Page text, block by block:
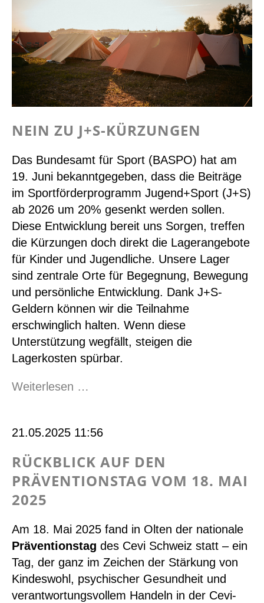
NEIN ZU J+S-KÜRZUNGEN
Das Bundesamt für Sport (BASPO) hat am
19. Juni bekanntgegeben, dass die Beiträge
im Sportförderprogramm Jugend+Sport (J+S)
ab 2026 um 20% gesenkt werden sollen.
Diese Entwicklung bereit uns Sorgen, treffen
die Kürzungen doch direkt die Lagerangebote
für Kinder und Jugendliche. Unsere Lager
sind zentrale Orte für Begegnung, Bewegung
und persönliche Entwicklung. Dank J+S-
Geldern können wir die Teilnahme
erschwinglich halten. Wenn diese
Unterstützung wegfällt, steigen die
Lagerkosten spürbar.
Weiterlesen …
Kürzungen
21.05.2025 11:56
RÜCKBLICK AUF DEN
PRÄVENTIONSTAG VOM 18. MAI
2025
Am 18. Mai 2025 fand in Olten der nationale
Präventionstag des Cevi Schweiz statt – ein
Tag, der ganz im Zeichen der Stärkung von
Kindeswohl, psychischer Gesundheit und
verantwortungsvollem Handeln in der Cevi-